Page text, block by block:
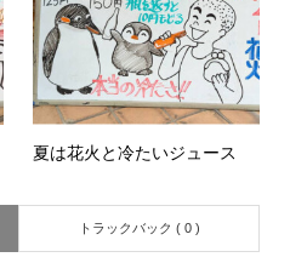
夏は花火と冷たいジュース
トラックバック ( 0 )